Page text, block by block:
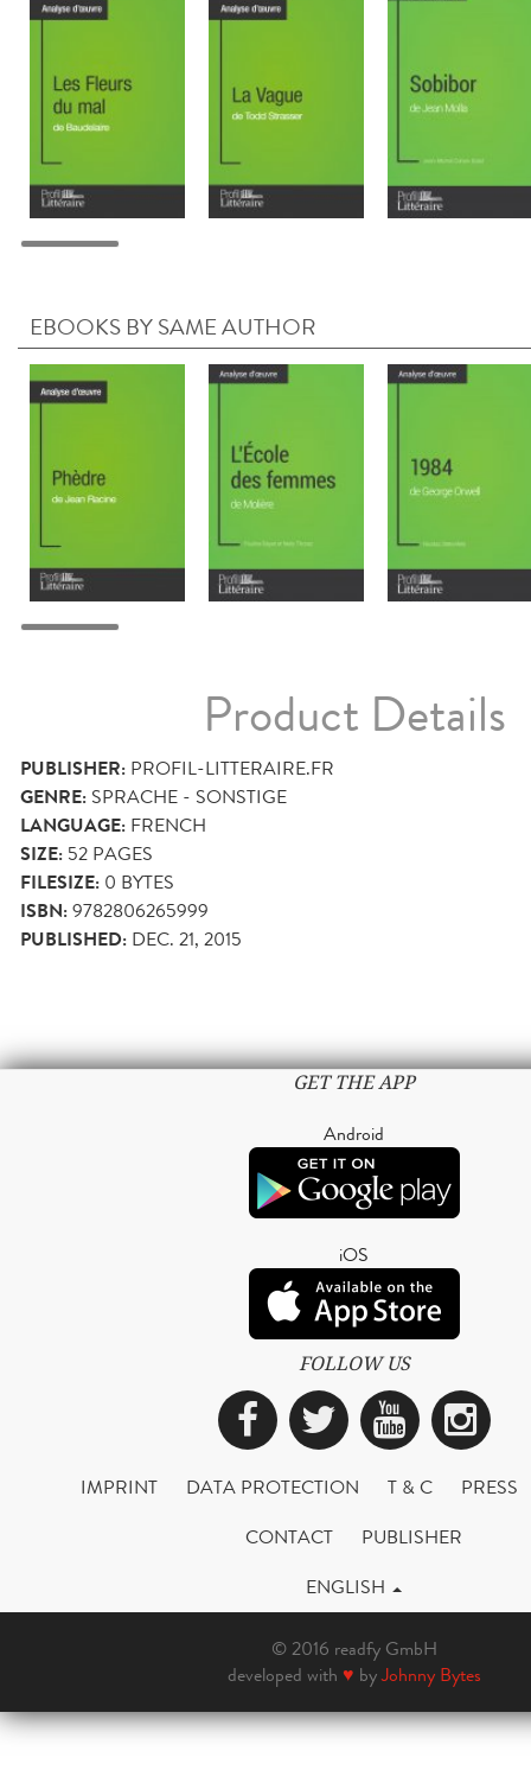
EBOOKS BY SAME AUTHOR
Product Details
PUBLISHER: PROFIL-LITTERAIRE.FR
GENRE: SPRACHE - SONSTIGE
LANGUAGE: FRENCH
SIZE: 52 PAGES
FILESIZE: 0 BYTES
ISBN:9782806265999
PUBLISHED: DEC. 21, 2015
GET THE APP
Android
iOS
FOLLOW US
Facebook
Twitter
IMPRINT DATA PROTECTION T & C
PRESS
CONTACT
PUBLISHER
ENGLISH
© 2016 readfy GmbH
developed with ♥ byJohnny Bytes